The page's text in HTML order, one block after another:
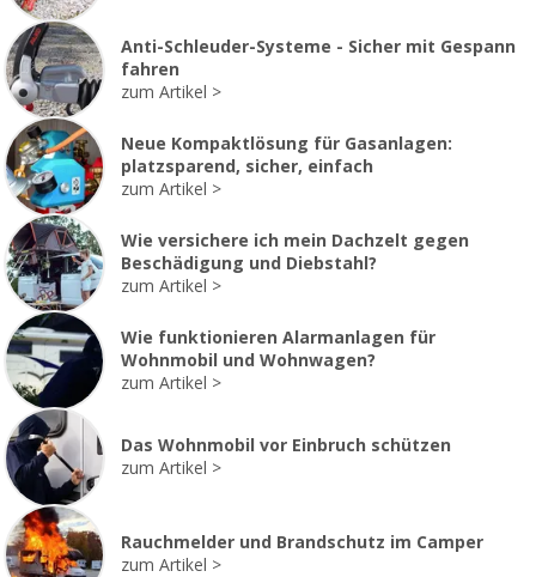
Anti-Schleuder-Systeme - Sicher mit Gespann
fahren
zum Artikel
Neue Kompaktlösung für Gasanlagen:
platzsparend, sicher, einfach
zum Artikel
Wie versichere ich mein Dachzelt gegen
Beschädigung und Diebstahl?
zum Artikel
Wie funktionieren Alarmanlagen für
Wohnmobil und Wohnwagen?
zum Artikel
Das Wohnmobil vor Einbruch schützen
zum Artikel
Rauchmelder und Brandschutz im Camper
zum Artikel